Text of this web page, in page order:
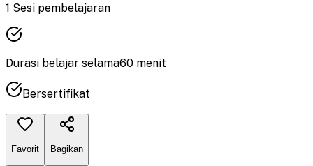
1 Sesi pembelajaran
Durasi belajar selama60 menit
Bersertifikat
Favorit Bagikan